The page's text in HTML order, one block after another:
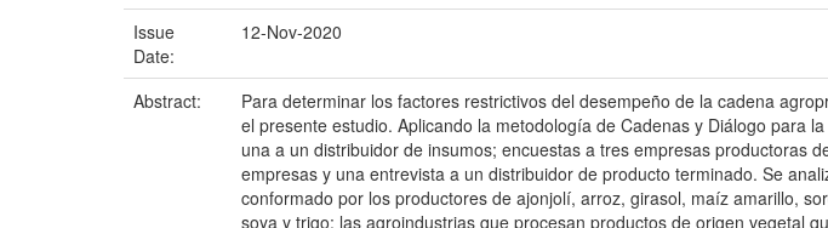
Issue
Date:
12-Nov-2020
Abstract:
Para determinar los factores restrictivos del desempeño de la cadena
el presente estudio. Aplicando la metodología de Cadenas y Diálogo para
una a un distribuidor de insumos; encuestas a tres empresas productoras
empresas y una entrevista a un distribuidor de producto terminado. Se
conformado por los productores de ajonjolí, arroz, girasol, maíz amarillo,
soya y trigo; las agroindustrias que procesan productos de origen vegetal